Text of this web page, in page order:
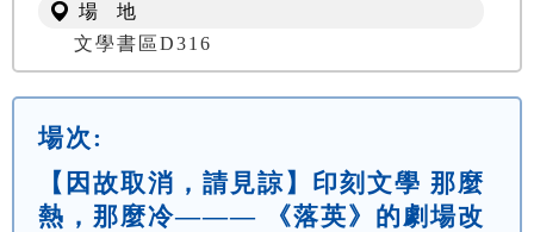
場 地
文學書區D316
場次:
【因故取消，請見諒】印刻文學 那麼
熱，那麼冷——— 《落英》的劇場改